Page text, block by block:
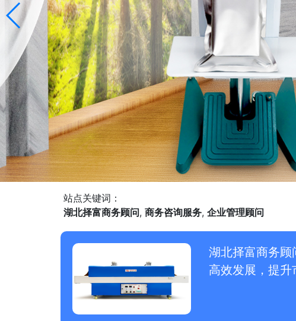
站点关键词：
湖北择富商务顾问, 商务咨询服务, 企业管理顾问
湖北择富商务
高效发展，提升